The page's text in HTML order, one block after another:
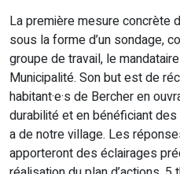
La première mesure concrète
sous la forme d’un sondage,
groupe de travail, le
Municipalité. Son but est de
habitant·e·s de Bercher en
durabilité et en bénéficiant
a de notre village. Les
apporteront des éclairages